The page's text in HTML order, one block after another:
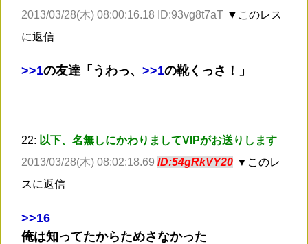
2013/03/28(木) 08:00:16.18 ID:93vg8t7aT ▼このレス
に返信
>>1の友達「うわっ、 >>1の靴くっさ！」
22: 以下、名無しにかわりましてVIPがお送りします
2013/03/28(木) 08:02:18.69 ID:54gRkVY20 ▼このレ
スに返信
>>16
俺は知ってたからためさなかった